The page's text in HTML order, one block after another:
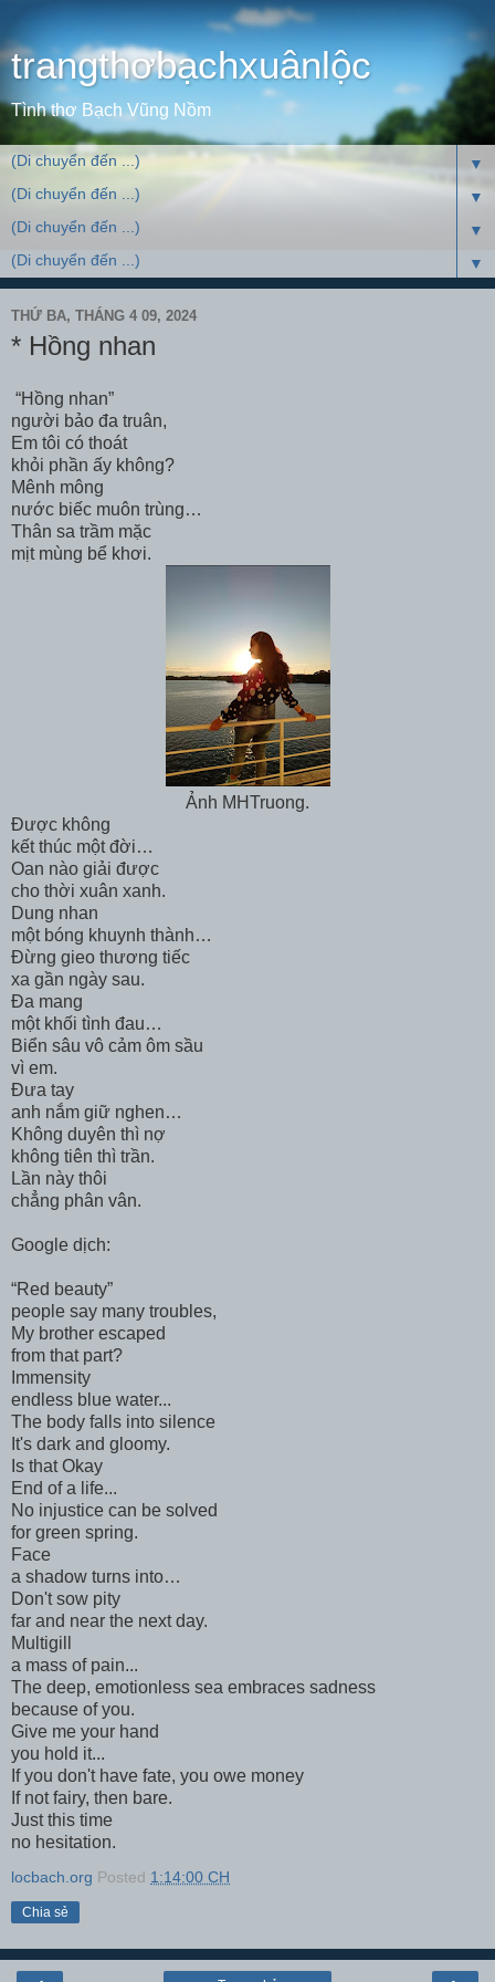
trangthơbạchxuânlộc
Tình thơ Bạch Vũng Nồm
▼
▼
▼
▼
THỨ BA, THÁNG 4 09, 2024
* Hồng nhan
“Hồng nhan”
người bảo đa truân,
Em tôi có thoát
khỏi phần ấy không?
Mênh mông
nước biếc muôn trùng…
Thân sa trầm mặc
mịt mùng bể khơi.
Ảnh MHTruong.
Được không
kết thúc một đời…
Oan nào giải được
cho thời xuân xanh.
Dung nhan
một bóng khuynh thành…
Đừng gieo thương tiếc
xa gần ngày sau.
Đa mang
một khối tình đau…
Biển sâu vô cảm ôm sầu
vì em.
Đưa tay
anh nắm giữ nghen…
Không duyên thì nợ
không tiên thì trần.
Lần này thôi
chẳng phân vân.
Google dịch:
“Red beauty”
people say many troubles,
My brother escaped
from that part?
Immensity
endless blue water...
The body falls into silence
It's dark and gloomy.
Is that Okay
End of a life...
No injustice can be solved
for green spring.
Face
a shadow turns into…
Don't sow pity
far and near the next day.
Multigill
a mass of pain...
The deep, emotionless sea embraces sadness
because of you.
Give me your hand
you hold it...
If you don't have fate, you owe money
If not fairy, then bare.
Just this time
no hesitation.
locbach.org Posted 1:14:00 CH
Chia sẻ